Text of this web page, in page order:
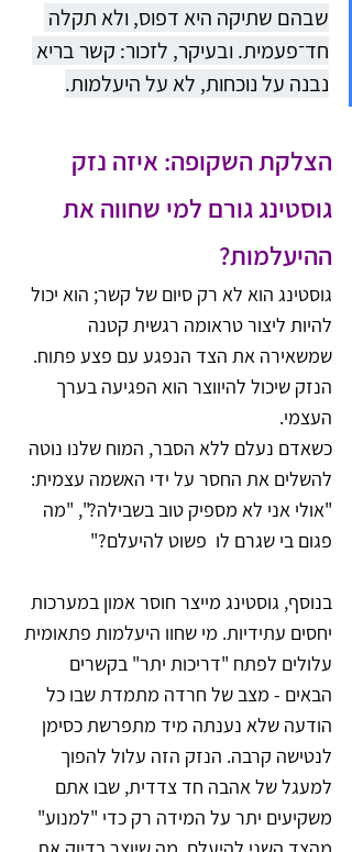
שבהם שתיקה היא דפוס, ולא תקלה
חד־פעמית. ובעיקר, לזכור: קשר בריא
נבנה על נוכחות, לא על היעלמות.
הצלקת השקופה: איזה נזק
גוסטינג גורם למי שחווה את
ההיעלמות?
גוסטינג הוא לא רק סיום של קשר; הוא יכול
להיות ליצור טראומה רגשית קטנה
שמשאירה את הצד הנפגע עם פצע פתוח.
הנזק שיכול להיווצר הוא הפגיעה בערך
העצמי.
כשאדם נעלם ללא הסבר, המוח שלנו נוטה
להשלים את החסר על ידי האשמה עצמית:
"אולי אני לא מספיק טוב בשבילה?", "מה
פגום בי שגרם לו  פשוט להיעלם?"
בנוסף, גוסטינג מייצר חוסר אמון במערכות
יחסים עתידיות. מי שחוו היעלמות פתאומית
עלולים לפתח "דריכות יתר" בקשרים
הבאים - מצב של חרדה מתמדת שבו כל
הודעה שלא נענתה מיד מתפרשת כסימן
לנטישה קרבה. הנזק הזה עלול להפוך
למעגל של אהבה חד צדדית, שבו אתם
משקיעים יתר על המידה רק כדי "למנוע"